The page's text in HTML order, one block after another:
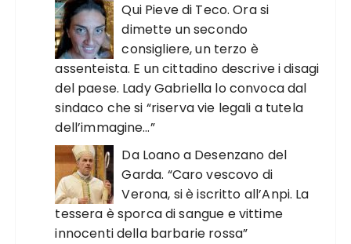
Qui Pieve di Teco. Ora si
dimette un secondo
consigliere, un terzo è
assenteista. E un cittadino descrive i disagi
del paese. Lady Gabriella lo convoca dal
sindaco che si “riserva vie legali a tutela
dell’immagine…”
Da Loano a Desenzano del
Garda. “Caro vescovo di
Verona, si è iscritto all’Anpi. La
tessera è sporca di sangue e vittime
innocenti della barbarie rossa”